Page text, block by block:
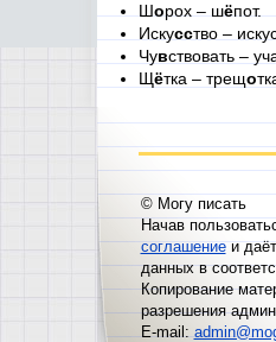
Шорох – шёпот.
Искусство –
Чувствовать –
Щётка – трещо
© Могу писать
Начав
соглашениеи
данных в
Копирование
разрешения
E-mail: